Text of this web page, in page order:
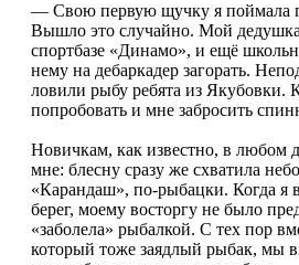
— Свою первую щучку я поймала
Вышло это случайно. Мой дедушка
спортбазе «Динамо», и ещё
нему на дебаркадер загорать.
ловили рыбу ребята из Якубовки.
попробовать и мне забросить
Новичкам, как известно, в любом
мне: блесну сразу же схватила
«Карандаш», по-рыбацки. Когда я
берег, моему восторгу не было
«заболела» рыбалкой. С тех пор
который тоже заядлый рыбак, мы